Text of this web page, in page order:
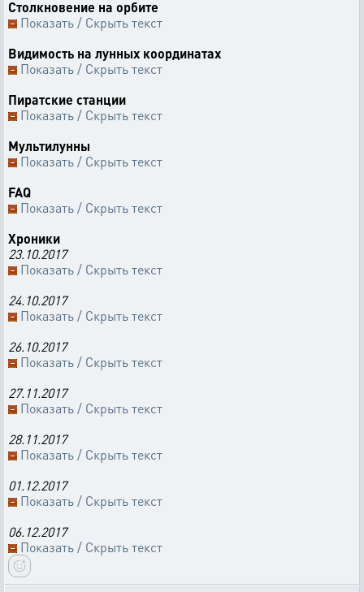
Столкновение на орбите
Показать / Скрыть текст
Видимость на лунных координатах
Показать / Скрыть текст
Пиратские станции
Показать / Скрыть текст
Мультилунны
Показать / Скрыть текст
FAQ
Показать / Скрыть текст
Хроники
23.10.2017
Показать / Скрыть текст
24.10.2017
Показать / Скрыть текст
26.10.2017
Показать / Скрыть текст
27.11.2017
Показать / Скрыть текст
28.11.2017
Показать / Скрыть текст
01.12.2017
Показать / Скрыть текст
06.12.2017
Показать / Скрыть текст